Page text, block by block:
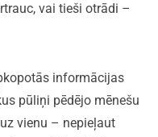
vai tieši otrādi –
informācijas
pūliņi pēdējo mēnešu
vienu – nepieļaut